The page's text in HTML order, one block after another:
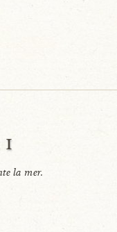
i
la mer.